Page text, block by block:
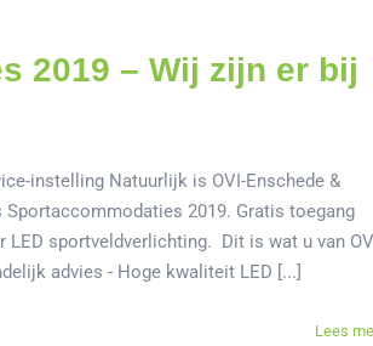
2019 – Wij zijn er bij
instelling Natuurlijk is OVI-Enschede &
2019. Gratis toegang
LED sportveldverlichting. Dit is wat u van
advies - Hoge kwaliteit LED [...]
Lees